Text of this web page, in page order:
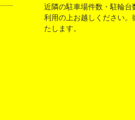
近隣の駐車場件数・駐輪
利用の上お越しください
たします。